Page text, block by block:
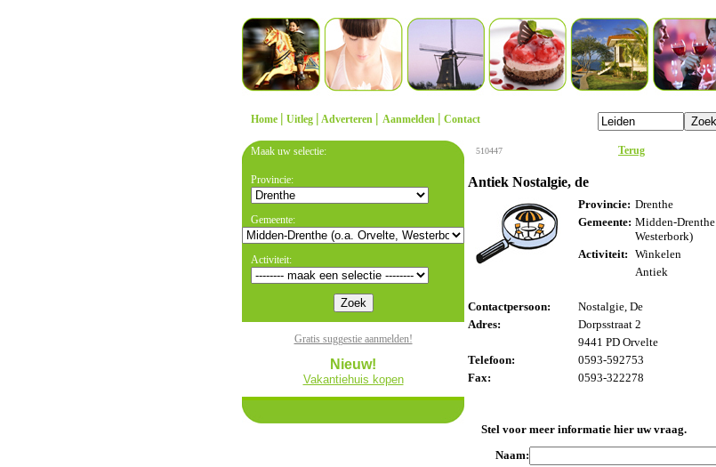
Home | Uitleg | Adverteren | Aanmelden | Contact
Maak uw selectie:
Provincie:
Gemeente:
Activiteit:
Gratis suggestie aanmelden!
Nieuw!
Vakantiehuis kopen
510447 Terug
Antiek Nostalgie, de
Provincie: Drenthe
Gemeente: Midden-
Westerbork)
Activiteit: Winkelen
Antiek
Contactpersoon:
Nostalgie, De
Adres:
Dorpsstraat 2
9441 PD Orvelte
Telefoon:
0593-592753
Fax:
0593-322278
Stel voor meer informatie hier uw vraag.
Naam: